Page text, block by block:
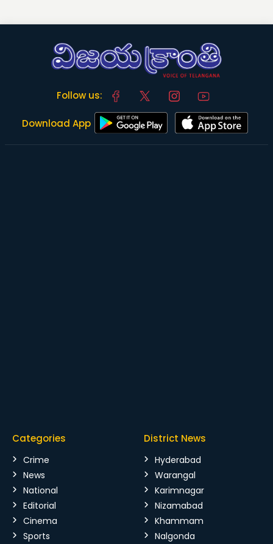
Follow us:
Download App
Categories
Crime
News
National
Editorial
Cinema
Sports
District News
Hyderabad
Warangal
Karimnagar
Nizamabad
Khammam
Nalgonda